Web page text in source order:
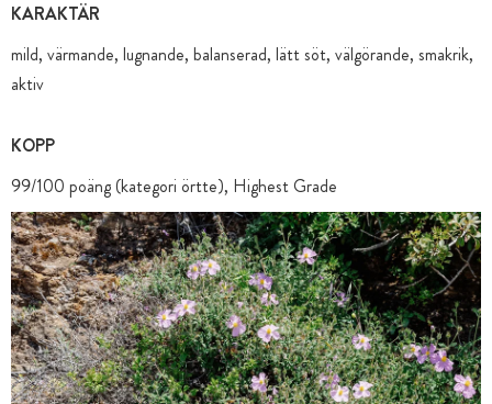
KARAKTÄR
mild, värmande, lugnande, balanserad, lätt söt, välgörande, smakrik,
aktiv
KOPP
99/100 poäng (kategori örtte), Highest Grade